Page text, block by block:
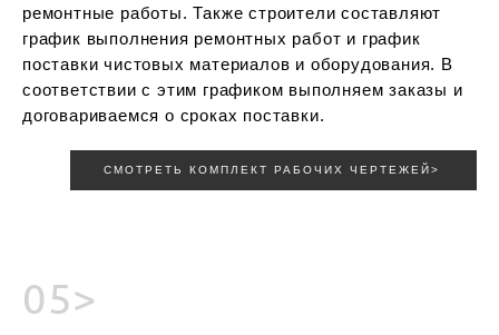
ремонтные работы. Также строители составляют
график выполнения ремонтных работ и график
поставки чистовых материалов и оборудования. В
соответствии с этим графиком выполняем заказы и
договариваемся о сроках поставки.
СМОТРЕТЬ КОМПЛЕКТ РАБОЧИХ ЧЕРТЕЖЕЙ>
05>